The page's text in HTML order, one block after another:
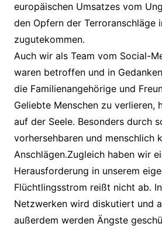
europäischen Umsatzes vom
den Opfern der Terroranschläge
zugutekommen.
Auch wir als Team vom Social-
waren betroffen und in
die Familienangehörige und
Geliebte Menschen zu verlieren,
auf der Seele. Besonders durch
vorhersehbaren und menschlich
Anschlägen.Zugleich haben wir
Herausforderung in unserem
Flüchtlingsstrom reißt nicht ab.
Netzwerken wird diskutiert und
außerdem werden Ängste